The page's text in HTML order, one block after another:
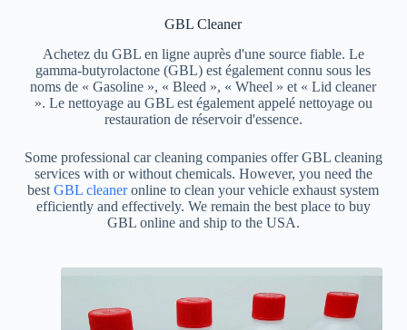
GBL Cleaner
Achetez du GBL en ligne auprès d'une source fiable. Le
gamma-butyrolactone (GBL) est également connu sous les
noms de « Gasoline », « Bleed », « Wheel » et « Lid cleaner
». Le nettoyage au GBL est également appelé nettoyage ou
restauration de réservoir d'essence.
Some professional car cleaning companies offer GBL cleaning
services with or without chemicals. However, you need the
bestGBL cleaneronline to clean your vehicle exhaust system
efficiently and effectively. We remain the best place to buy
GBL online and ship to the USA.